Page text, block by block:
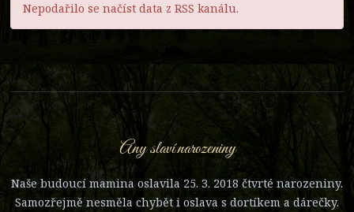
Nepodařilo se načíst data z RSS kanálu.
Any slaví narozeniny
Naše budoucí mamina oslavila 25. 3. 2018 čtvrté narozeniny.
Samozřejmě nesměla chybět i oslava s dortíkem a dárečky.